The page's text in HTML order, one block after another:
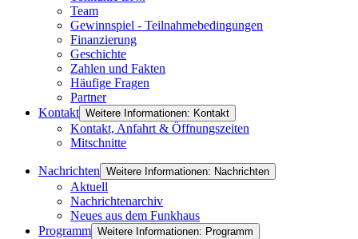
Team
Gewinnspiel - Teilnahmebedingungen
Finanzierung
Geschichte
Zahlen und Fakten
Häufige Fragen
Partner
Kontakt Weitere Informationen: Kontakt
Kontakt, Anfahrt & Öffnungszeiten
Mitschnitte
Nachrichten Weitere Informationen: Nachrichten
Aktuell
Nachrichtenarchiv
Neues aus dem Funkhaus
Programm Weitere Informationen: Programm